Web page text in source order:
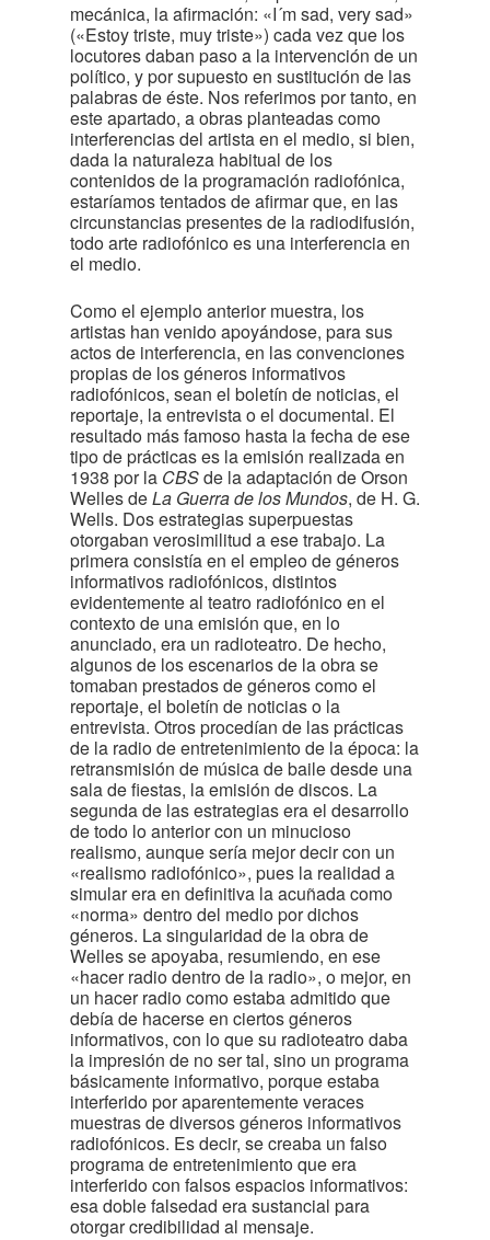
mecánica, la afirmación: «I´m sad, very sad»
(«Estoy triste, muy triste») cada vez que los
locutores daban paso a la intervención de un
político, y por supuesto en sustitución de las
palabras de éste. Nos referimos por tanto, en
este apartado, a obras planteadas como
interferencias del artista en el medio, si bien,
dada la naturaleza habitual de los
contenidos de la programación radiofónica,
estaríamos tentados de afirmar que, en las
circunstancias presentes de la radiodifusión,
todo arte radiofónico es una interferencia en
el medio.
Como el ejemplo anterior muestra, los
artistas han venido apoyándose, para sus
actos de interferencia, en las convenciones
propias de los géneros informativos
radiofónicos, sean el boletín de noticias, el
reportaje, la entrevista o el documental. El
resultado más famoso hasta la fecha de ese
tipo de prácticas es la emisión realizada en
1938 por la CBSde la adaptación de Orson
Welles deLa Guerra de los Mundos, de H. G.
Wells. Dos estrategias superpuestas
otorgaban verosimilitud a ese trabajo. La
primera consistía en el empleo de géneros
informativos radiofónicos, distintos
evidentemente al teatro radiofónico en el
contexto de una emisión que, en lo
anunciado, era un radioteatro. De hecho,
algunos de los escenarios de la obra se
tomaban prestados de géneros como el
reportaje, el boletín de noticias o la
entrevista. Otros procedían de las prácticas
de la radio de entretenimiento de la época: la
retransmisión de música de baile desde una
sala de fiestas, la emisión de discos. La
segunda de las estrategias era el desarrollo
de todo lo anterior con un minucioso
realismo, aunque sería mejor decir con un
«realismo radiofónico», pues la realidad a
simular era en definitiva la acuñada como
«norma» dentro del medio por dichos
géneros. La singularidad de la obra de
Welles se apoyaba, resumiendo, en ese
«hacer radio dentro de la radio», o mejor, en
un hacer radio como estaba admitido que
debía de hacerse en ciertos géneros
informativos, con lo que su radioteatro daba
la impresión de no ser tal, sino un programa
básicamente informativo, porque estaba
interferido por aparentemente veraces
muestras de diversos géneros informativos
radiofónicos. Es decir, se creaba un falso
programa de entretenimiento que era
interferido con falsos espacios informativos:
esa doble falsedad era sustancial para
otorgar credibilidad al mensaje.